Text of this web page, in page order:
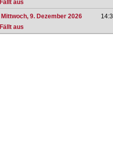
Fällt aus
Mittwoch, 9. Dezember 2026
Fällt aus